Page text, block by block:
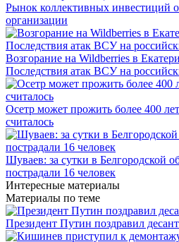
Рынок коллективных инвестиций
организации
Возгорание на Wildberries в
Последствия атак ВСУ на
Осетр может прожить более 400
считалось
Шуваев: за сутки в Белгородской
пострадали 16 человек
Интересные материалы
Материалы по теме
Президент Путин поздравил